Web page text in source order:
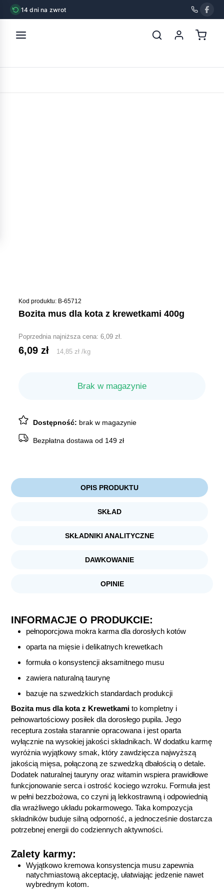
14 dni na zwrot
POWRÓT
Kod produktu: B-65712
bozita mus dla kota z krewetkami 400g
Poprzednia najniższa cena:6,09zł.
6,09zł 14,85zł /kg
Brak w magazynie
Dostępność: brak w magazynie
Bezpłatna dostawa od 149 zł
OPIS PRODUKTU
SKŁAD
SKŁADNIKI ANALITYCZNE
DAWKOWANIE
OPINIE
INFORMACJE O PRODUKCIE:
pełnoporcjowa mokra karma dla dorosłych kotów
oparta na mięsie i delikatnych krewetkach
formuła o konsystencji aksamitnego musu
zawiera naturalną taurynę
bazuje na szwedzkich standardach produkcji
Bozita mus dla kota z Krewetkami to kompletny i
pełnowartościowy posiłek dla dorosłego pupila. Jego
receptura została starannie opracowana i jest oparta
wyłącznie na wysokiej jakości składnikach. W dodatku karmę
wyróżnia wyjątkowy smak, który zawdzięcza najwyższą
jakością mięsa, połączoną ze szwedzką dbałością o detale.
Dodatek naturalnej tauryny oraz witamin wspiera prawidłowe
funkcjonowanie serca i ostrość kociego wzroku. Formuła jest
w pełni bezzbożowa, co czyni ją lekkostrawną i odpowiednią
dla wrażliwego układu pokarmowego. Taka kompozycja
składników buduje silną odporność, a jednocześnie dostarcza
potrzebnej energii do codziennych aktywności.
Zalety karmy:
Wyjątkowo kremowa konsystencja musu zapewnia
natychmiastową akceptację, ułatwiając jedzenie nawet
wybrednym kotom.